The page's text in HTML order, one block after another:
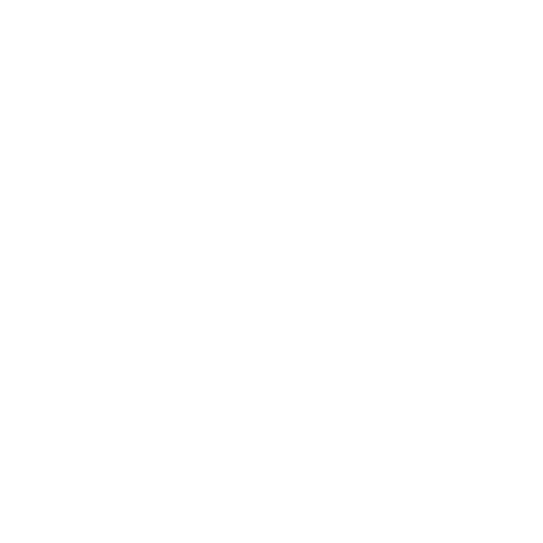
nealkoholických nápojů a alkoholických nápojů místní výroby.